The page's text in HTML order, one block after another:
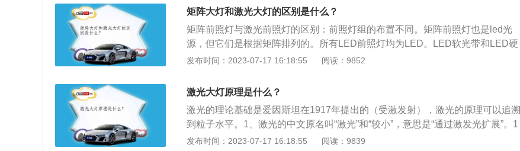
险。激光大灯相对于传统LED大灯的优势是明显的，传统LED大灯每瓦的发光强
度是100流明，而激光大灯达到了每瓦170流明。激光大灯的光源——激光二极管
（Laserdiode）与发光二极管（LED）几乎诞生于同一时代，虽然激光二极管的
大规模商业化应用要比LED稍晚些，但是其应用范围更加广泛，在测量、电子、
4、激光大灯和led大灯的光线产生原理也不同。激光大灯结构大致可分为四个装
置：激光光源、反射镜、黄磷滤光镜以及反射碗。其原理是靠激光二极管发出光
线，照射到反射镜，经过反射后聚焦到黄磷滤光镜上，黄磷吸收激光的能量，产
生白色光线，然后在反射碗上再反射一次，最终聚焦形成白色光束照射路面。而l
ed大灯直接由发光二极管提供光能。
矩阵大灯和激光大灯的区别是什么？
矩阵前照灯与激光前照灯的区别：前照灯组的布置不同。矩阵前照灯也是led光
源，但它们是根据矩阵排列的。所有LED前照灯均为LED。LED软光带和LED硬
光带的区别在于硬度。软灯条的灯芯是软的，硬灯条的灯芯是硬的。矩阵LED前
量足够，矩阵LED灯组甚至可以组合数百万个灯光组合。1、透镜前照灯通常用
于氙气前照灯。与普通前照灯相比，灯泡前增加了一套透镜系统，比普通前照灯
更亮；2、普通前照灯的光直接来自灯泡，后面的反射器直视前方发光，这是浪
费光散射。透镜可以改变灯泡散射的大部分光线，有效地聚集光线（类似于放大
镜的原理），提高道路照明的效率；3、汽车透镜的功能由于透镜具有很强的聚
发布时间：2023-07-17 16:18:55 阅读：9852
激光大灯原理是什么？
激光的理论基础是爱因斯坦在1917年提出的（受激发射），激光的原理可以追溯
到粒子水平。1、激光的中文原名叫“激光”和“较小”，意思是“通过激发光扩展”。1
964年，根据中国著名科学家钱学森的建议，“光受激发射”更名为“激光”。2、激光
发布时间：2023-07-17 16:18:55 阅读：9839